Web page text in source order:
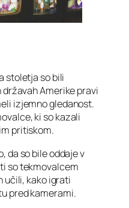
stoletja so bili
Amerike pravi
izjemno gledanost.
ki so kazali
pritiskom.
da so bile oddaje v
so tekmovalcem
učili, kako igrati
pred kamerami.